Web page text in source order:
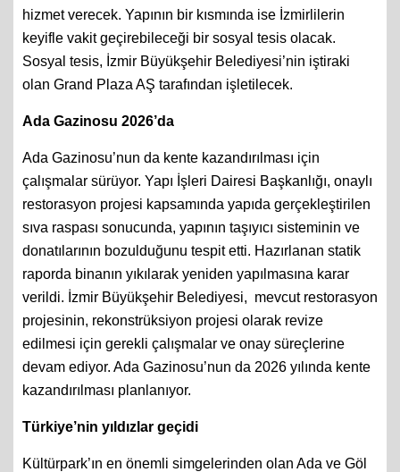
hizmet verecek. Yapının bir kısmında ise İzmirlilerin
keyifle vakit geçirebileceği bir sosyal tesis olacak.
Sosyal tesis, İzmir Büyükşehir Belediyesi’nin iştiraki
olan Grand Plaza AŞ tarafından işletilecek.
Ada Gazinosu 2026’da
Ada Gazinosu’nun da kente kazandırılması için
çalışmalar sürüyor. Yapı İşleri Dairesi Başkanlığı, onaylı
restorasyon projesi kapsamında yapıda gerçekleştirilen
sıva raspası sonucunda, yapının taşıyıcı sisteminin ve
donatılarının bozulduğunu tespit etti. Hazırlanan statik
raporda binanın yıkılarak yeniden yapılmasına karar
verildi. İzmir Büyükşehir Belediyesi, mevcut restorasyon
projesinin, rekonstrüksiyon projesi olarak revize
edilmesi için gerekli çalışmalar ve onay süreçlerine
devam ediyor. Ada Gazinosu’nun da 2026 yılında kente
kazandırılması planlanıyor.
Türkiye’nin yıldızlar geçidi
Kültürpark’ın en önemli simgelerinden olan Ada ve Göl